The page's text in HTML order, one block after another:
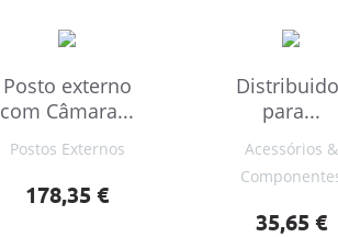
Posto externo
com Câmara...
Postos Externos
Preço
178,35 €
para...
Acessórios &
Preço
35,65 €